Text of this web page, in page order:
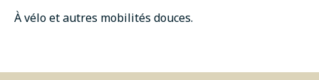
À vélo et autres mobilités douces.